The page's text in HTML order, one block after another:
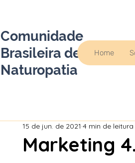
Comunidade
Brasileira de
Naturopatia
Home
Marketing
15 de jun. de 2021 4 min de leitura